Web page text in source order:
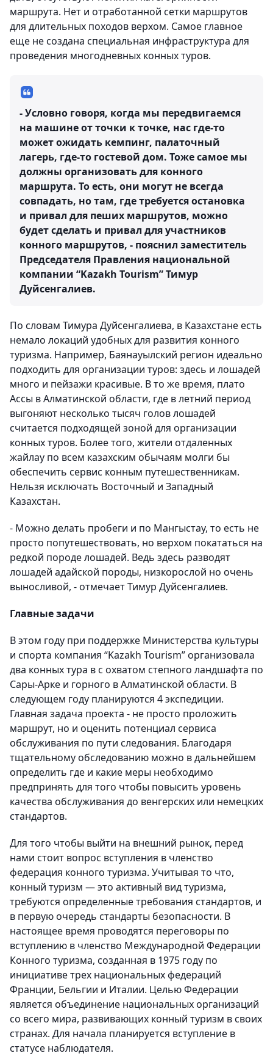
маршрута. Нет и отработанной сетки маршрутов
для длительных походов верхом. Самое главное
еще не создана специальная инфраструктура для
проведения многодневных конных туров.
- Условно говоря, когда мы передвигаемся
на машине от точки к точке, нас где-то
может ожидать кемпинг, палаточный
лагерь, где-то гостевой дом. Тоже самое мы
должны организовать для конного
маршрута. То есть, они могут не всегда
совпадать, но там, где требуется остановка
и привал для пеших маршрутов, можно
будет сделать и привал для участников
конного маршрутов, - пояснил заместитель
Председателя Правления национальной
компании “Kazakh Tourism” Тимур
Дуйсенгалиев.
По словам Тимура Дуйсенгалиева, в Казахстане есть
немало локаций удобных для развития конного
туризма. Например, Баянауылский регион идеально
подходить для организации туров: здесь и лошадей
много и пейзажи красивые. В то же время, плато
Ассы в Алматинской области, где в летний период
выгоняют несколько тысяч голов лошадей
считается подходящей зоной для организации
конных туров. Более того, жители отдаленных
жайлау по всем казахским обычаям молги бы
обеспечить сервис конным путешественникам.
Нельзя исключать Восточный и Западный
Казахстан.
- Можно делать пробеги и по Мангыстау, то есть не
просто попутешествовать, но верхом покататься на
редкой породе лошадей. Ведь здесь разводят
лошадей адайской породы, низкорослой но очень
выносливой, - отмечает Тимур Дуйсенгалиев.
Главные задачи
В этом году при поддержке Министерства культуры
и спорта компания “Kazakh Tourism” организовала
два конных тура в с охватом степного ландшафта по
Сары-Арке и горного в Алматинской области. В
следующем году планируются 4 экспедиции.
Главная задача проекта - не просто проложить
маршрут, но и оценить потенциал сервиса
обслуживания по пути следования. Благодаря
тщательному обследованию можно в дальнейшем
определить где и какие меры необходимо
предпринять для того чтобы повысить уровень
качества обслуживания до венгерских или немецких
стандартов.
Для того чтобы выйти на внешний рынок, перед
нами стоит вопрос вступления в членство
федерация конного туризма. Учитывая то что,
конный туризм — это активный вид туризма,
требуются определенные требования стандартов, и
в первую очередь стандарты безопасности. В
настоящее время проводятся переговоры по
вступлению в членство Международной Федерации
Конного туризма, созданная в 1975 году по
инициативе трех национальных федераций
Франции, Бельгии и Италии. Целью Федерации
является объединение национальных организаций
со всего мира, развивающих конный туризм в своих
странах. Для начала планируется вступление в
статусе наблюдателя.